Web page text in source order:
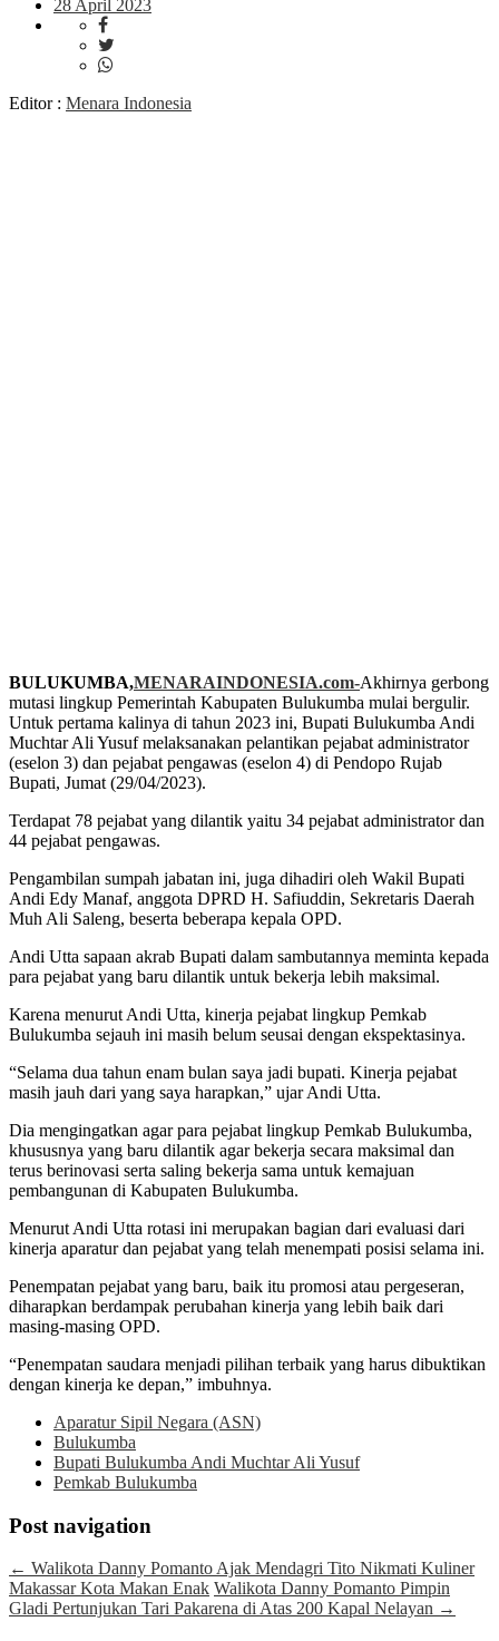
28 April 2023
Editor : Menara Indonesia
BULUKUMBA,MENARAINDONESIA.com-Akhirnya gerbong
mutasi lingkup Pemerintah Kabupaten Bulukumba mulai bergulir.
Untuk pertama kalinya di tahun 2023 ini, Bupati Bulukumba Andi
Muchtar Ali Yusuf melaksanakan pelantikan pejabat administrator
(eselon 3) dan pejabat pengawas (eselon 4) di Pendopo Rujab
Bupati, Jumat (29/04/2023).
Terdapat 78 pejabat yang dilantik yaitu 34 pejabat administrator dan
44 pejabat pengawas.
Pengambilan sumpah jabatan ini, juga dihadiri oleh Wakil Bupati
Andi Edy Manaf, anggota DPRD H. Safiuddin, Sekretaris Daerah
Muh Ali Saleng, beserta beberapa kepala OPD.
Andi Utta sapaan akrab Bupati dalam sambutannya meminta kepada
para pejabat yang baru dilantik untuk bekerja lebih maksimal.
Karena menurut Andi Utta, kinerja pejabat lingkup Pemkab
Bulukumba sejauh ini masih belum seusai dengan ekspektasinya.
“Selama dua tahun enam bulan saya jadi bupati. Kinerja pejabat
masih jauh dari yang saya harapkan,” ujar Andi Utta.
Dia mengingatkan agar para pejabat lingkup Pemkab Bulukumba,
khususnya yang baru dilantik agar bekerja secara maksimal dan
terus berinovasi serta saling bekerja sama untuk kemajuan
pembangunan di Kabupaten Bulukumba.
Menurut Andi Utta rotasi ini merupakan bagian dari evaluasi dari
kinerja aparatur dan pejabat yang telah menempati posisi selama ini.
Penempatan pejabat yang baru, baik itu promosi atau pergeseran,
diharapkan berdampak perubahan kinerja yang lebih baik dari
masing-masing OPD.
“Penempatan saudara menjadi pilihan terbaik yang harus dibuktikan
dengan kinerja ke depan,” imbuhnya.
Aparatur Sipil Negara (ASN)
Bulukumba
Bupati Bulukumba Andi Muchtar Ali Yusuf
Pemkab Bulukumba
Post navigation
← Walikota Danny Pomanto Ajak Mendagri Tito Nikmati Kuliner
Makassar Kota Makan Enak Walikota Danny Pomanto Pimpin
Gladi Pertunjukan Tari Pakarena di Atas 200 Kapal Nelayan →